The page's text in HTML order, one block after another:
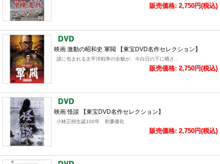
販売価格: 2,750円(税込)
映画 激動の昭和史 軍閥 【東宝DVD名作セレクション】
謎に包まれる太平洋戦争の全貌が、今白日の下に晒さ..
販売価格: 2,750円(税込)
映画 怪談 【東宝DVD名作セレクション】
小林正樹生誕100年 初廉価化
販売価格: 2,750円(税込)